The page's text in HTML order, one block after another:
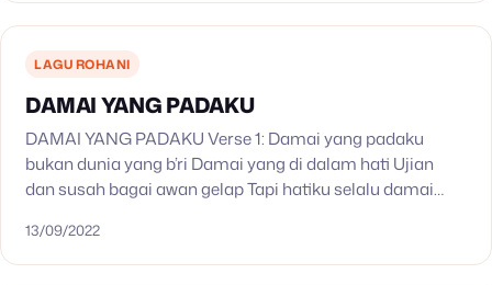
LAGU ROHANI
DAMAI YANG PADAKU
DAMAI YANG PADAKU Verse 1: Damai yang padaku
bukan dunia yang b’ri Damai yang di dalam hati Ujian
dan susah bagai awan gelap Tapi hatiku selalu damai
13/09/2022